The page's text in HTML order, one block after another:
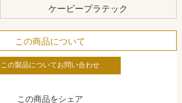
ケーピープラテック
この商品について
この製品についてお問い合わせ
この商品をシェア